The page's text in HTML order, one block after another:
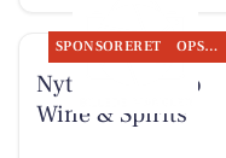
SPONSORERET OPSLAGSTAVLEN
Nyt fra Lahvino
Wine & Spirits